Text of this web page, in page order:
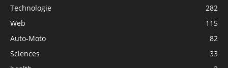
Technologie
282
Web
115
Auto-Moto
82
Sciences
33